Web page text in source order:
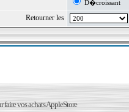
D�croissant
Retourner les
faire vos achats AppleStore